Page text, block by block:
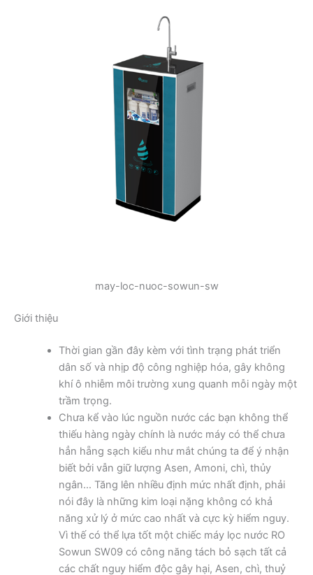
may-loc-nuoc-sowun-sw
Giới thiệu
Thời gian gần đây kèm với tình trạng phát triển
dân số và nhịp độ công nghiệp hóa, gây không
khí ô nhiễm môi trường xung quanh mỗi ngày một
trầm trọng.
Chưa kể vào lúc nguồn nước các bạn không thể
thiếu hàng ngày chính là nước máy có thể chưa
hẳn hẵng sạch kiểu như mắt chúng ta để ý nhận
biết bởi vẫn giữ lượng Asen, Amoni, chì, thủy
ngân… Tăng lên nhiều định mức nhất định, phải
nói đây là những kim loại nặng không có khả
năng xử lý ở mức cao nhất và cực kỳ hiểm nguy.
Vì thế có thể lựa tốt một chiếc máy lọc nước RO
Sowun SW09 có công năng tách bỏ sạch tất cả
các chất nguy hiểm độc gây hại, Asen, chì, thuỷ